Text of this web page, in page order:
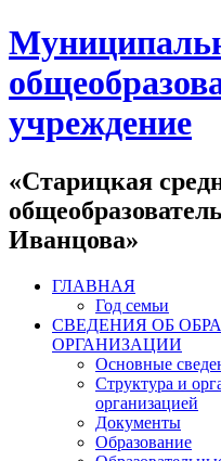
учреждение
«Старицкая
Иванцова»
ГЛАВНАЯ
Год семьи
СВЕДЕНИЯ ОБ
ОРГАНИЗАЦИИ
Основные
Структура и
организацией
Документы
Образование